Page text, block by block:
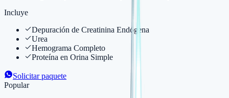
Incluye
Depuración de Creatinina Endógena
Urea
Hemograma Completo
Proteína en Orina Simple
Solicitar paquete
Popular